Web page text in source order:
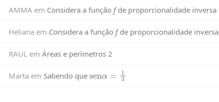
AMMA em Considera a função fde proporcionalidade inversa
Heliana em Considera a função fde proporcionalidade inversa
RAUL em Áreas e perímetros 2
Marta em Sabendo que 3